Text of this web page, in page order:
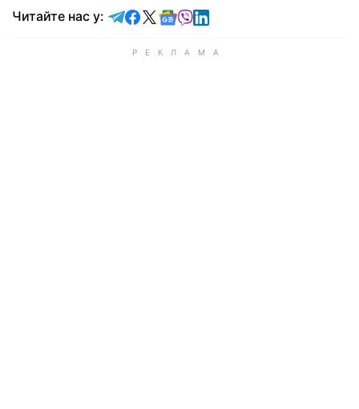
Читайте нас у: Читайте у Telegram
Читайте у Facebook
Читайте у X
Читайте у Google news
Читайте у Viber
Читайте у LinkedIn